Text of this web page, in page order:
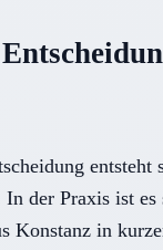
entsteht
In der Praxis ist
Konstanz in